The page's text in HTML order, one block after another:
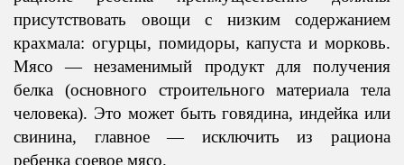
присутствовать овощи с низким содержанием
крахмала: огурцы, помидоры, капуста и морковь.
Мясо — незаменимый продукт для получения
белка (основного строительного материала тела
человека). Это может быть говядина, индейка или
свинина, главное — исключить из рациона
ребенка соевое мясо.